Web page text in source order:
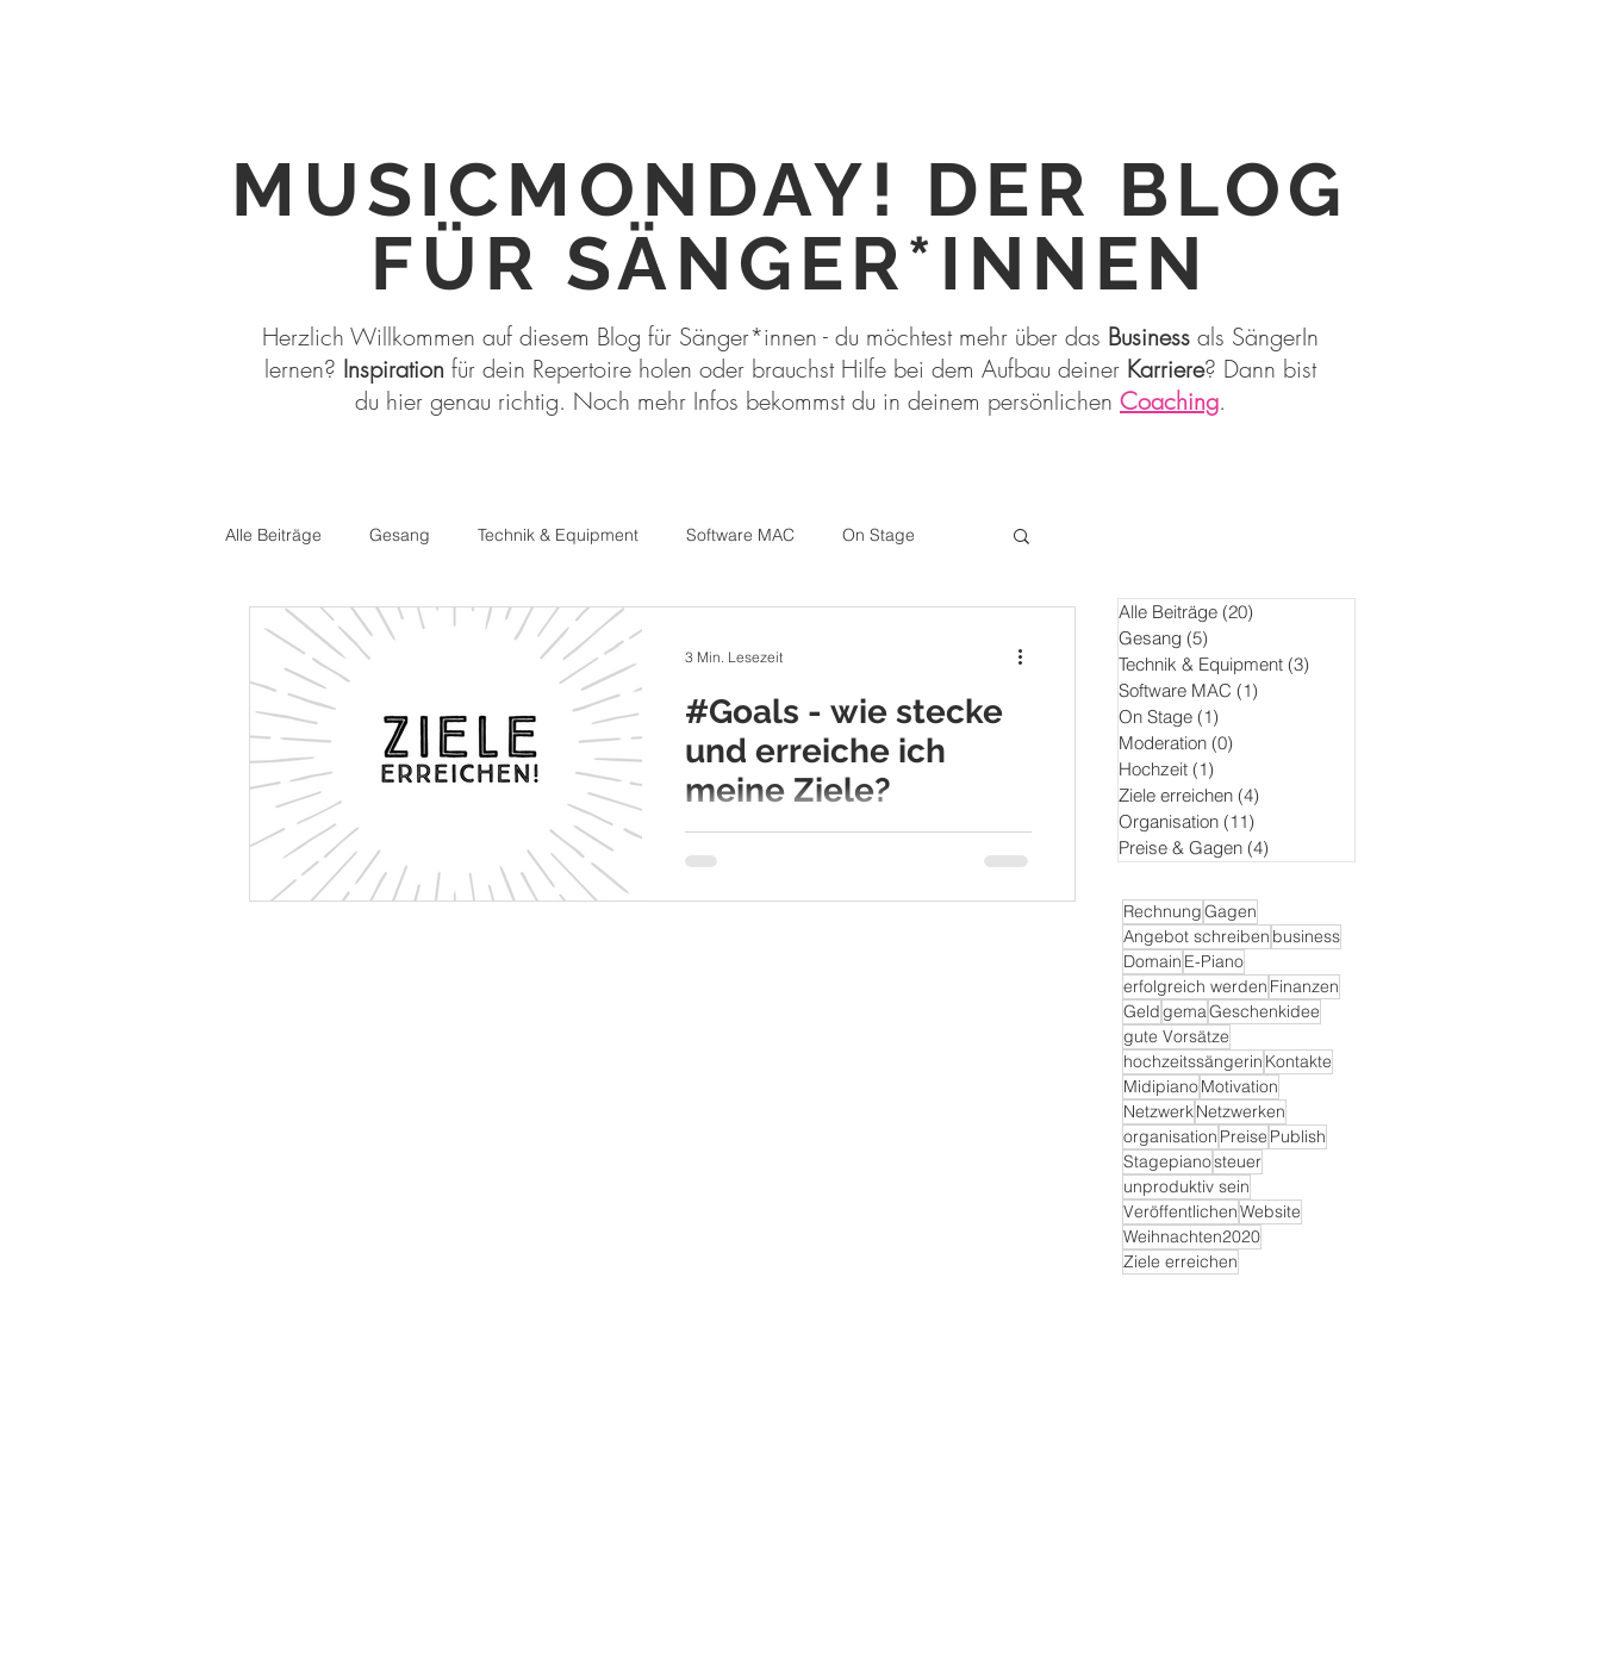
MUSICMONDAY! DER BLOG
FÜR SÄNGER*INNEN
Herzlich Willkommen auf diesem Blog für Sänger*innen - du möchtest mehr über das Business als SängerIn
lernen? Inspiration für dein Repertoire holen oder brauchst Hilfe bei dem Aufbau deiner Karriere? Dann bist
du hier genau richtig. Noch mehr Infos bekommst du in deinem persönlichen Coaching.
Alle Beiträge Gesang Technik & Equipment Software MAC On Stage
Moderation Hochzeit Ziele erreichen
#Goals - wie stecke
und erreiche ich
meine Ziele?
Wer seine Ziele aufschreibt hat nicht nur
bis zu drei Mal höhere Chancen diese
zu erreichen, sondern verdient im
3 Min. Lesezeit
Alle Beiträge (20)
Gesang (5)
Technik & Equipment (3)
Software MAC (1)
On Stage (1)
Moderation (0)
Hochzeit (1)
Ziele erreichen (4)
Organisation (11)
Preise & Gagen (4)
RechnungGagen
Angebot schreiben business
Domain E-Piano
erfolgreich werden Finanzen
GeldgemaGeschenkidee
gute Vorsätze
hochzeitssängerin Kontakte
MidipianoMotivation
NetzwerkNetzwerken
organisation Preise Publish
Stagepianosteuer
unproduktiv sein
VeröffentlichenWebsite
Weihnachten2020
Ziele erreichen